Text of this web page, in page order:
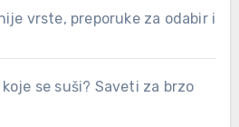
vrste, preporuke za odabir i
se suši? Saveti za brzo